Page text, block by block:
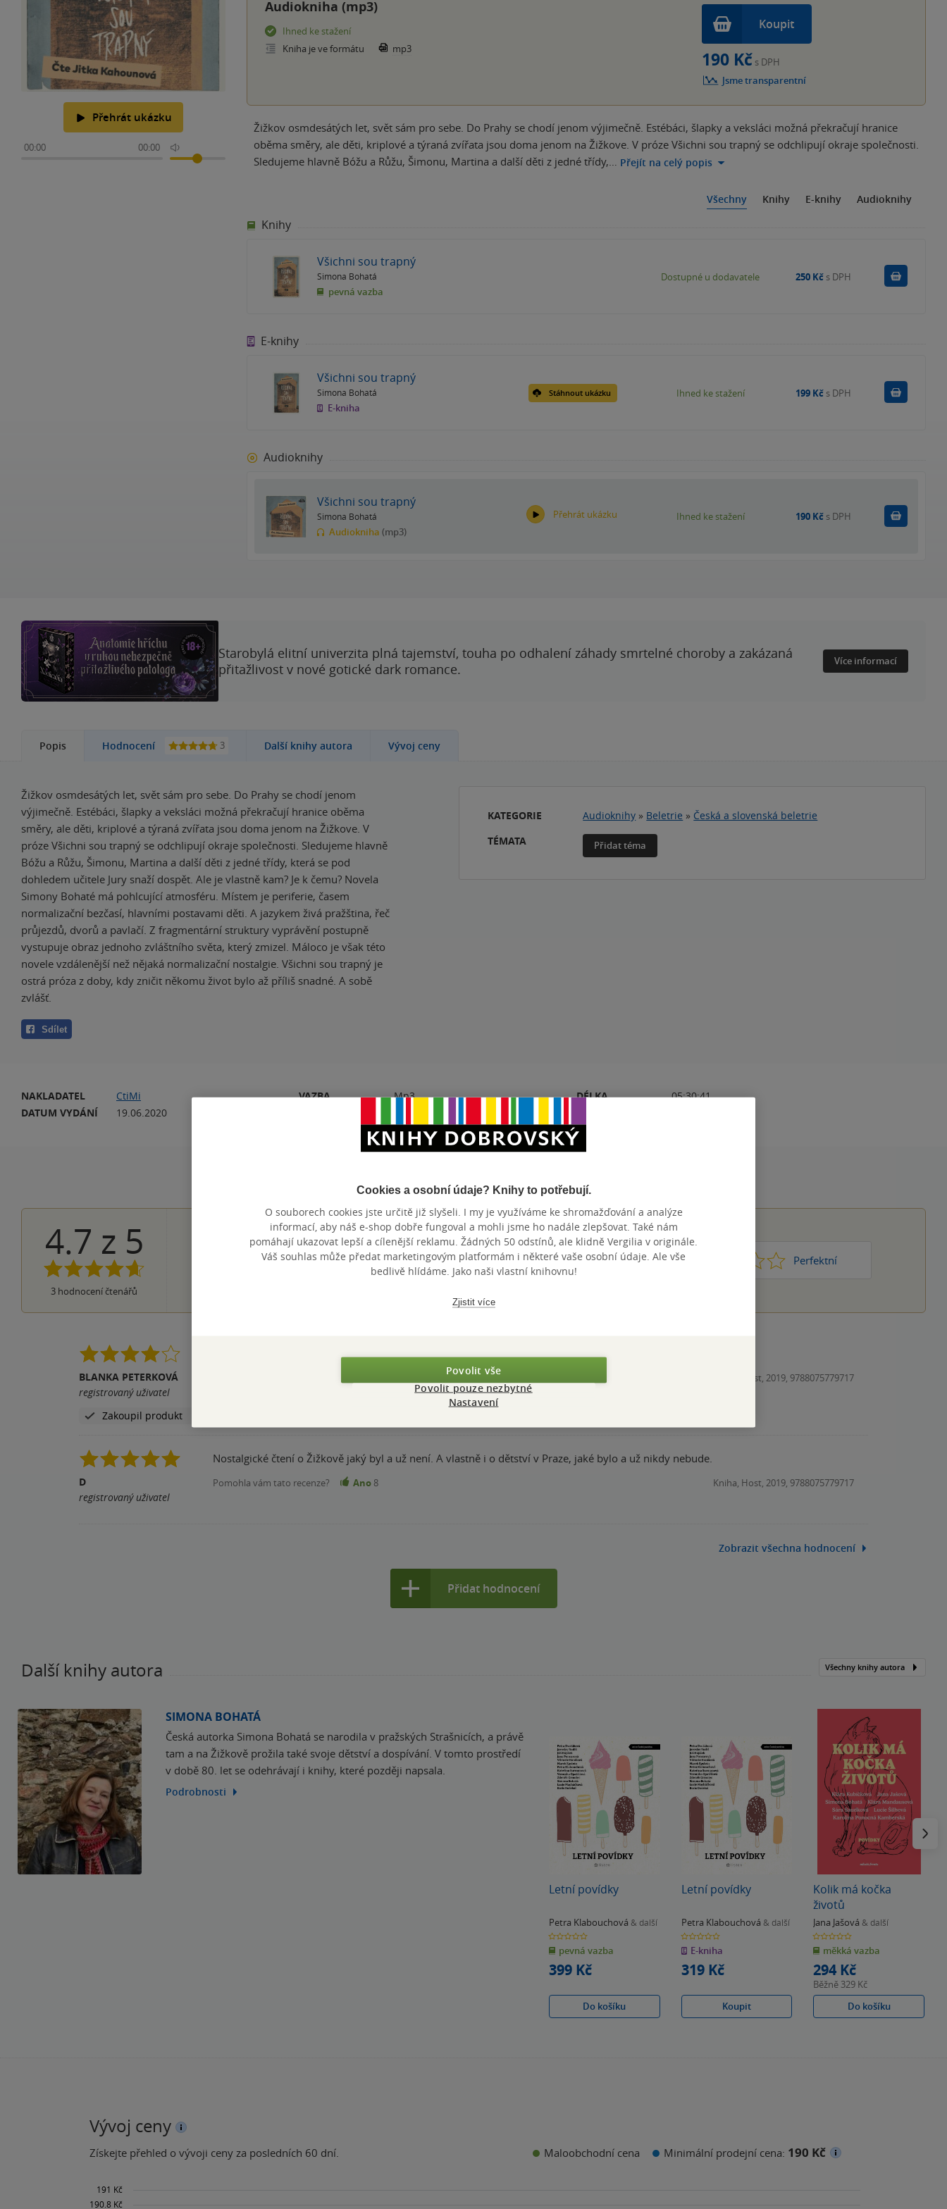
Přehrát ukázku
00:00 00:00
Audiokniha (mp3)
Ihned ke stažení
Kniha je ve formátu
mp3
Koupit
190 Kč s DPH
Jsme transparentní
Žižkov osmdesátých let, svět sám pro sebe. Do Prahy se chodí jenom výjimečně. Estébáci, šlapky a veksláci možná překračují hranice
oběma směry, ale děti, kriplové a týraná zvířata jsou doma jenom na Žižkove. V próze Všichni sou trapný se odchlipují okraje společnosti.
Sledujeme hlavně Bóžu a Růžu, Šimonu, Martina a další děti z jedné třídy,… Přejít na celý popis
Všechny Knihy E-knihy Audioknihy
Knihy
Všichni sou trapný
Simona Bohatá
pevná vazba
Dostupné u dodavatele 250 Kč s DPH
E-knihy
Všichni sou trapný
Simona Bohatá
E-kniha
Stáhnout ukázku Ihned ke stažení 199 Kč s DPH Koupit
Audioknihy
Všichni sou trapný
Simona Bohatá
Audiokniha (mp3)
Přehrát ukázku Ihned ke stažení 190 Kč s DPH Koupit
Starobylá elitní univerzita plná tajemství, touha po odhalení záhady smrtelné choroby a zakázaná
přitažlivost v nové gotické dark romance.
Více informací
Popis Hodnocení 3 Další knihy autora Vývoj ceny
Žižkov osmdesátých let, svět sám pro sebe. Do Prahy se chodí jenom
výjimečně. Estébáci, šlapky a veksláci možná překračují hranice oběma
směry, ale děti, kriplové a týraná zvířata jsou doma jenom na Žižkove. V
próze Všichni sou trapný se odchlipují okraje společnosti. Sledujeme hlavně
Bóžu a Růžu, Šimonu, Martina a další děti z jedné třídy, která se pod
dohledem učitele Jury snaží dospět. Ale je vlastně kam? Je k čemu? Novela
Simony Bohaté má pohlcující atmosféru. Místem je periferie, časem
normalizační bezčasí, hlavními postavami děti. A jazykem živá pražština, řeč
průjezdů, dvorů a pavlačí. Z fragmentární struktury vyprávění postupně
vystupuje obraz jednoho zvláštního světa, který zmizel. Máloco je však této
novele vzdálenější než nějaká normalizační nostalgie. Všichni sou trapný je
ostrá próza z doby, kdy zničit někomu život bylo až příliš snadné. A sobě
zvlášť.
Sdílet
KATEGORIE Audioknihy » Beletrie » Česká a slovenská beletrie
TÉMATA
Přidat téma
NAKLADATEL
CtiMi
DATUM VYDÁNÍ
19.06.2020
VAZBA
Mp3
DÉLKA 05:30:41
Hodnocení a recenze čtenářů
4.7 z 5
3 hodnocení čtenářů
5 hvězdiček
4 hvězdičky
3 hvězdičky
PŘIDEJTE SVÉ HODNOCENÍ PRODUKTU Nic moc Perfektní
BLANKA PETERKOVÁ
registrovaný uživatel
Zakoupil produkt
Kniha, Host, 2019, 9788075779717
D
registrovaný uživatel
Nostalgické čtení o Žižkově jaký byl a už není. A vlastně i o dětství v Praze, jaké bylo a už nikdy nebude.
Pomohla vám tato recenze? Ano 8 Kniha, Host, 2019, 9788075779717
Zobrazit všechna hodnocení
Přidat hodnocení
Další knihy autora Všechny knihy autora
SIMONA BOHATÁ
Česká autorka Simona Bohatá se narodila v pražských Strašnicích, a právě
tam a na Žižkově prožila také svoje dětství a dospívání. V tomto prostředí
v době 80. let se odehrávají i knihy, které později napsala.
Podrobnosti
Letní povídky
Petra Klabouchová & další
0.0
z
5
hvězdiček
pevná vazba
399 Kč
Do košíku
Letní povídky
Petra Klabouchová & další
0.0
z
5
hvězdiček
E-kniha
319 Kč
Koupit
Kolik má kočka
životů
Jana Jašová & další
0.0
z
5
hvězdiček
měkká vazba
294 Kč
Běžně 329 Kč
Do košíku
Vývoj ceny
Získejte přehled o vývoji ceny za posledních 60 dní. Maloobchodní cena Minimální prodejní cena: 190 Kč
Cookies a osobní údaje? Knihy to potřebují.
O souborech cookies jste určitě již slyšeli. I my je využíváme ke shromažďování a analýze
informací, aby náš e-shop dobře fungoval a mohli jsme ho nadále zlepšovat. Také nám
pomáhají ukazovat lepší a cílenější reklamu. Žádných 50 odstínů, ale klidně Vergilia v originále.
Váš souhlas může předat marketingovým platformám i některé vaše osobní údaje. Ale vše
bedlivě hlídáme. Jako naši vlastní knihovnu!
Zjistit více
Povolit vše
Povolit pouze nezbytné
Nastavení